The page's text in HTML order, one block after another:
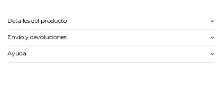
Detalles del producto
Envío y devoluciones
Ayuda